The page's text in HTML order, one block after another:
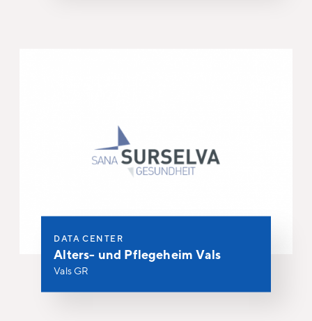
DATA CENTER
Alters- und Pflegeheim Vals
Vals GR